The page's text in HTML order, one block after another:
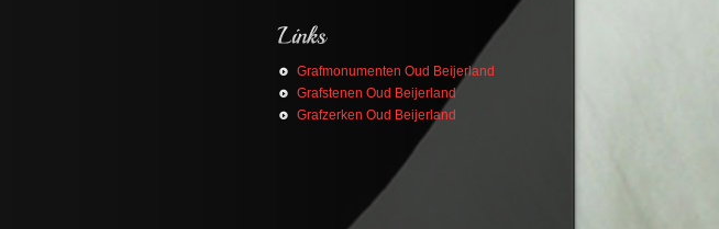
Grafmonumenten Oud Beijerland
Grafstenen Oud Beijerland
Grafzerken Oud Beijerland